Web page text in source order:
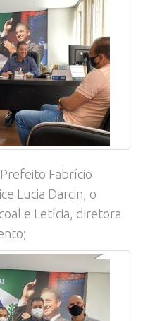
Fabrício
Lucia Darcin, o
e Letícia, diretora